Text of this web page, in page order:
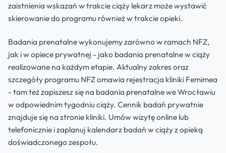
zaistnienia wskazań w trakcie ciąży lekarz może wystawić
skierowanie do programu również w trakcie opieki.
Badania prenatalne wykonujemy zarówno w ramach NFZ,
jak i w opiece prywatnej - jako badania prenatalne w ciąży
realizowane na każdym etapie. Aktualny zakres oraz
szczegóły programu NFZ omawia rejestracja kliniki Femimea
- tam też zapiszesz się na badania prenatalne we Wrocławiu
w odpowiednim tygodniu ciąży. Cennik badań prywatnie
znajduje się na stronie kliniki. Umów wizytę online lub
telefonicznie i zaplanuj kalendarz badań w ciąży z opieką
doświadczonego zespołu.